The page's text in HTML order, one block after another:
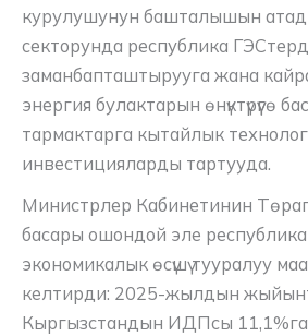
курулушунун башталышын
секторунда республика
заманбапташтырууга жана
энергия булактарын өнүктүрүүгө
тармактарга кытайлык
инвестицияларды тартууда.
Министрлер Кабинетинин
басары ошондой эле
экономикалык өсүшү тууралуу
келтирди: 2025-жылдын
Кыргызстандын ИДПсы